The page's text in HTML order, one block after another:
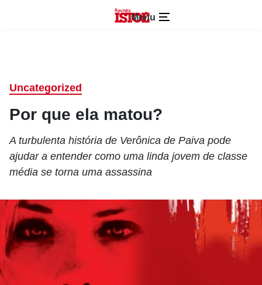
Menu
Uncategorized
Por que ela matou?
A turbulenta história de Verônica de Paiva pode
ajudar a entender como uma linda jovem de classe
média se torna uma assassina